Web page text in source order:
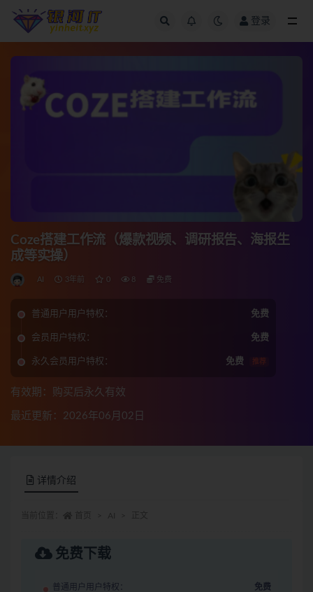
登录
Coze搭建工作流（爆款视频、调研报告、海报生
成等实操）
AI 3年前 0 8 免费
普通用户用户特权： 免费
会员用户特权： 免费
永久会员用户特权： 免费 推荐
有效期：购买后永久有效
最近更新：2026年06月02日
详情介绍
免费下载
普通用户用户特权： 免费